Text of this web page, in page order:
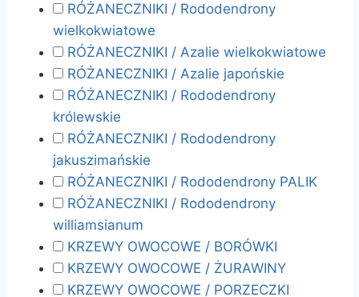
RÓŻANECZNIKI / Rododendrony
wielkokwiatowe
RÓŻANECZNIKI / Azalie wielkokwiatowe
RÓŻANECZNIKI / Azalie japońskie
RÓŻANECZNIKI / Rododendrony
królewskie
RÓŻANECZNIKI / Rododendrony
jakuszimańskie
RÓŻANECZNIKI / Rododendrony PALIK
RÓŻANECZNIKI / Rododendrony
williamsianum
KRZEWY OWOCOWE / BORÓWKI
KRZEWY OWOCOWE / ŻURAWINY
KRZEWY OWOCOWE / PORZECZKI